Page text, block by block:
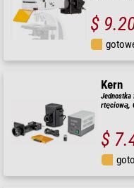
$
Kern
rtęciową,
$